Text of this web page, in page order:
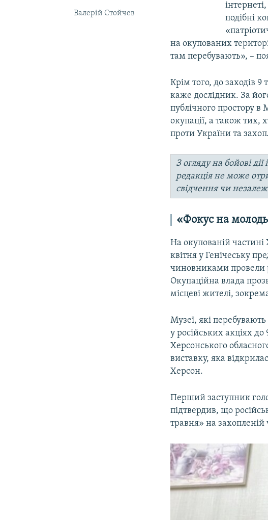
Валерій Стойчев
подібні
на окупованих
там перебувають», –
Крім того, до заходів
каже дослідник. За
публічного простору в
окупації, а також тих,
проти України та
З огляду на бойові
редакція не може
свідчення чи
«Фокус на
На окупованій
квітня у Генічеську
чиновниками провели
Окупаційна влада
місцеві жителі,
Музеї, які
у російських акціях
Херсонського
виставку, яка
Херсон.
Перший заступник
підтвердив, що
травня» на захопленій